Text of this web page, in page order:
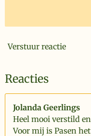
Verstuur reactie
Reacties
Jolanda Geerlings
Heel mooi verstild
Voor mij is Pasen